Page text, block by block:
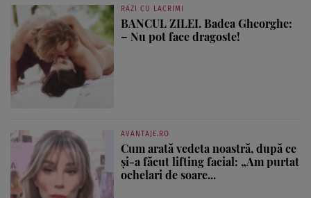
RAZI CU LACRIMI
BANCUL ZILEI. Badea Gheorghe:
– Nu pot face dragoste!
AVANTAJE.RO
Cum arată vedeta noastră, după ce
și-a făcut lifting facial: „Am purtat
ochelari de soare...